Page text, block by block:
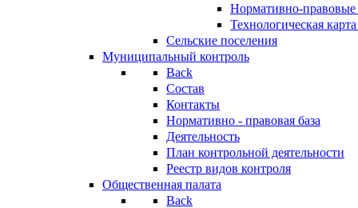
Нормативно-правовые
Технологическая
Сельские поселения
Муниципальный контроль
Back
Состав
Контакты
Нормативно - правовая база
Деятельность
План контрольной деятельности
Реестр видов контроля
Общественная палата
Back